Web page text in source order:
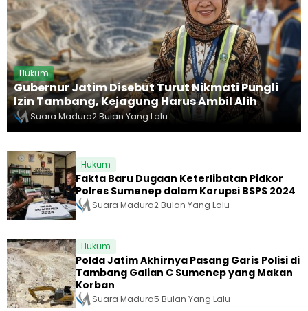
Hukum
Gubernur Jatim Disebut Turut Nikmati Pungli
Izin Tambang, Kejagung Harus Ambil Alih
Suara Madura2 Bulan Yang Lalu
Hukum
Fakta Baru Dugaan Keterlibatan Pidkor
Polres Sumenep dalam Korupsi BSPS 2024
Suara Madura2 Bulan Yang Lalu
Hukum
Polda Jatim Akhirnya Pasang Garis Polisi di
Tambang Galian C Sumenep yang Makan
Korban
Suara Madura5 Bulan Yang Lalu